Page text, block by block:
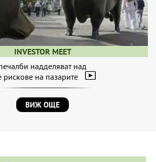
INVESTOR MEET
надделяват над
рискове на пазарите
ВИЖ ОЩЕ